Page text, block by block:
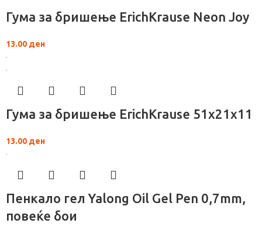
Гума за бришење ErichKrause Neon Joy
13.00 ден
Гума за бришење ErichKrause 51x21x11
13.00 ден
Пенкало гел Yalong Oil Gel Pen 0,7mm,
повеќе бои